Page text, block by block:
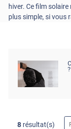
hiver. Ce film
plus simple, si vous
?
8 résultat(s)